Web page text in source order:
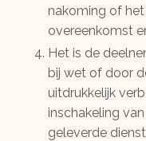
nakoming of
overeenkomst
Het is de
bij wet of door
uitdrukkelijk
inschakeling
geleverde